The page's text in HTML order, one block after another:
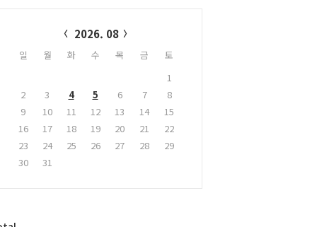
2026. 08
일 월 화 수 목 금
토
1
2
3 4 5 6 7
8
9
10 11 12 13 14
15
16
17 18 19 20 21
22
23
24 25 26 27 28
29
30
31